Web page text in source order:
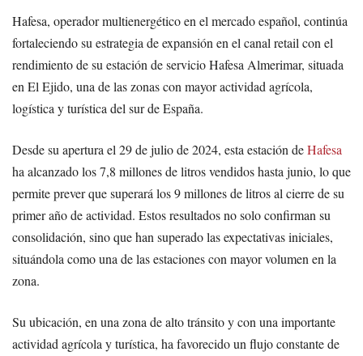
Hafesa, operador multienergético en el mercado español, continúa
fortaleciendo su estrategia de expansión en el canal retail con el
rendimiento de su estación de servicio Hafesa Almerimar, situada
en El Ejido, una de las zonas con mayor actividad agrícola,
logística y turística del sur de España.
Desde su apertura el 29 de julio de 2024, esta estación deHafesa
ha alcanzado los 7,8 millones de litros vendidos hasta junio, lo que
permite prever que superará los 9 millones de litros al cierre de su
primer año de actividad. Estos resultados no solo confirman su
consolidación, sino que han superado las expectativas iniciales,
situándola como una de las estaciones con mayor volumen en la
zona.
Su ubicación, en una zona de alto tránsito y con una importante
actividad agrícola y turística, ha favorecido un flujo constante de